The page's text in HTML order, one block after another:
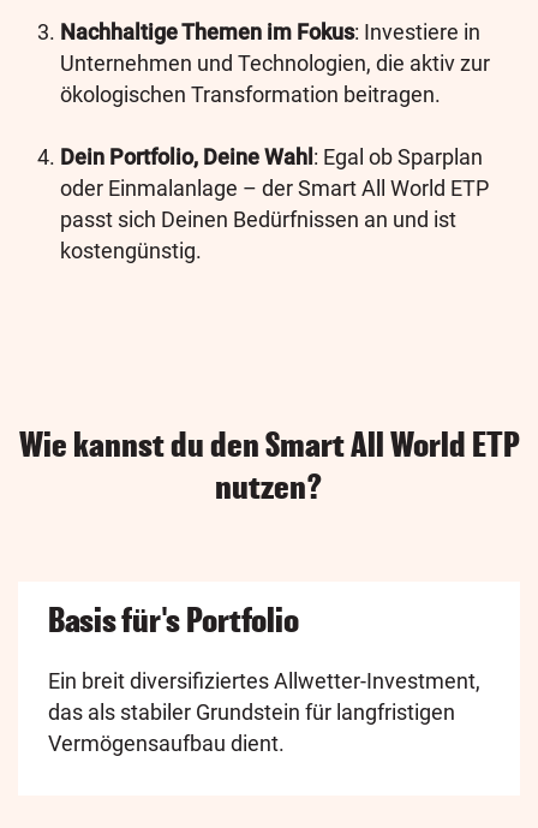
Nachhaltige Themen im Fokus: Investiere in
Unternehmen und Technologien, die aktiv zur
ökologischen Transformation beitragen.
Dein Portfolio, Deine Wahl : Egal ob Sparplan
oder Einmalanlage – der Smart All World ETP
passt sich Deinen Bedürfnissen an und ist
kostengünstig.
Wie kannst du den Smart All World ETP
nutzen?
Basis für's Portfolio
Ein breit diversifiziertes Allwetter-Investment,
das als stabiler Grundstein für langfristigen
Vermögensaufbau dient.